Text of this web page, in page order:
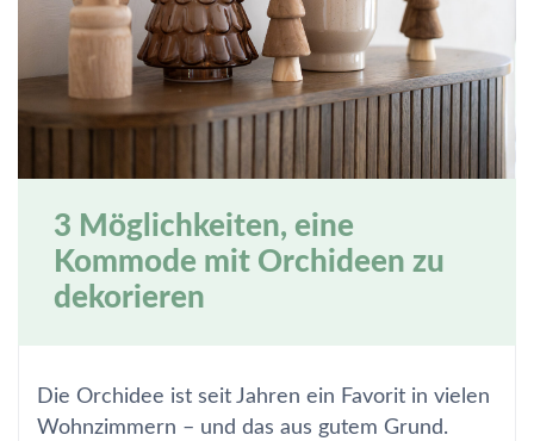
3 Möglichkeiten, eine
Kommode mit Orchideen zu
dekorieren
Die Orchidee ist seit Jahren ein Favorit in vielen
Wohnzimmern – und das aus gutem Grund.